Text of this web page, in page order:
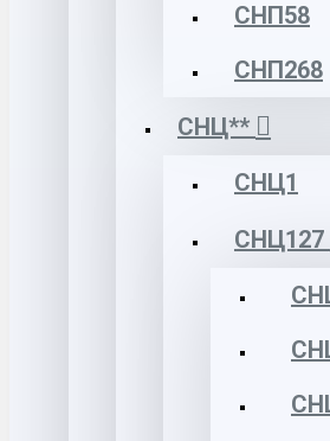
СНП58
СНП268
СНЦ**
СНЦ1
СНЦ127